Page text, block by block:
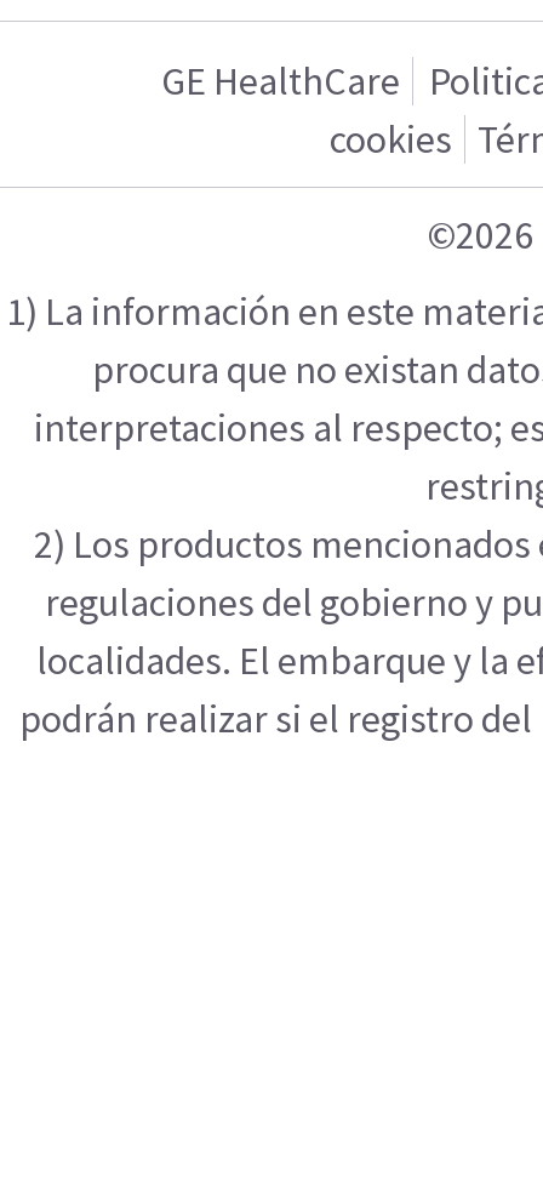
GE HealthCare
cookies
©2026
1) La información en este
procura que no existan
interpretaciones al respecto;
2) Los productos
regulaciones del gobierno y
localidades. El embarque y la
podrán realizar si el registro